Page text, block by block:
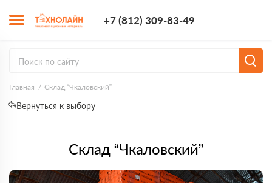
+7 (812) 309-83-49
Главная Склад “Чкаловский”
Вернуться к выбору
Склад “Чкаловский”